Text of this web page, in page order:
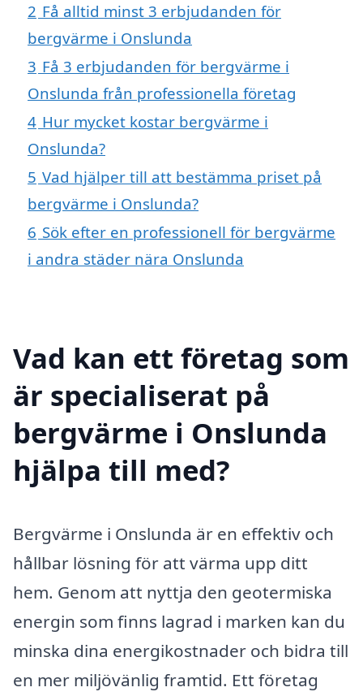
2 Få alltid minst 3 erbjudanden för
bergvärme i Onslunda
3 Få 3 erbjudanden för bergvärme i
Onslunda från professionella företag
4 Hur mycket kostar bergvärme i
Onslunda?
5 Vad hjälper till att bestämma priset på
bergvärme i Onslunda?
6 Sök efter en professionell för bergvärme
i andra städer nära Onslunda
Vad kan ett företag som
är specialiserat på
bergvärme i Onslunda
hjälpa till med?
Bergvärme i Onslunda är en effektiv och
hållbar lösning för att värma upp ditt
hem. Genom att nyttja den geotermiska
energin som finns lagrad i marken kan du
minska dina energikostnader och bidra till
en mer miljövänlig framtid. Ett företag